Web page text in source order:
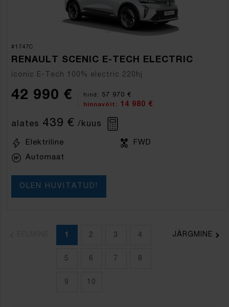
#1747C
RENAULT SCENIC E-TECH ELECTRIC
iconic E-Tech 100% electric 220hj
42 990 € hind: 57 970 €
hinnavõit: 14 980 €
alates 439 € /kuus
Elektriline
FWD
Automaat
OLEN HUVITATUD!
JÄRGMINE
1 2 3 4
5 6 7 8
9 10